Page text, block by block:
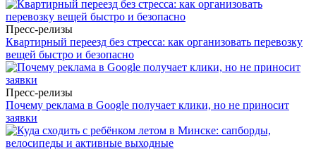
Пресс-релизы
Квартирный переезд без стресса: как организовать перевозку
вещей быстро и безопасно
Пресс-релизы
Почему реклама в Google получает клики, но не приносит
заявки